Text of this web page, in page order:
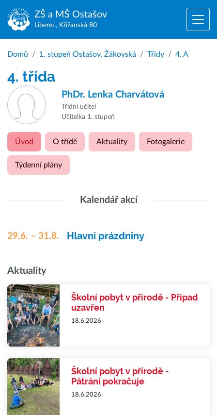
ZŠ a MŠ Ostašov
Liberec, Křižanská 80
Domů 1. stupeň Ostašov, Žákovská Třídy 4. A
4. třída
PhDr. Lenka Charvátová
Třídní učitel
Učitelka 1. stupeň
Úvod O třídě Aktuality Fotogalerie
Týdenní plány
Kalendář akcí
29.6. – 31.8. Hlavní prázdniny
Aktuality
Školní pobyt v přírodě - Případ
uzavřen
18.6.2026
Školní pobyt v přírodě -
Pátrání pokračuje
18.6.2026